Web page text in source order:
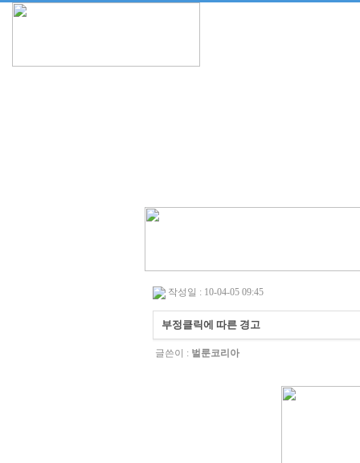
작성일 : 10-04-05 09:45
부정클릭에 따른 경고
글쓴이 : 벌룬코리아